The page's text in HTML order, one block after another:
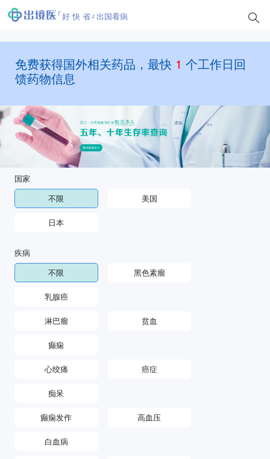
好 快 省 出国看病
免费获得国外相关药品，最快 1 个工作日回
馈药物信息
国家
不限
美国
日本
疾病
不限
黑色素瘤
乳腺癌
淋巴瘤 贫血
癫痫
心绞痛 癌症
痴呆
癫痫发作 高血压
白血病